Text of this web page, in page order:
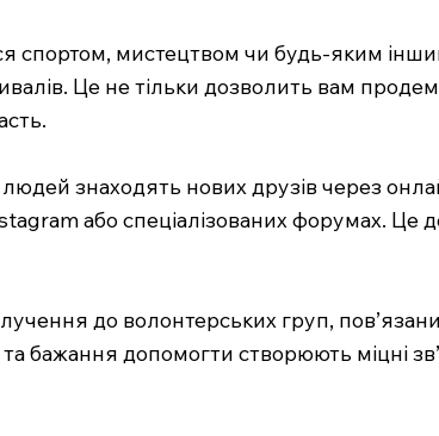
спортом, мистецтвом чи будь-яким
Це не тільки дозволить вам
знаходять нових друзів через
або спеціалізованих форумах.
до волонтерських груп,
бажання допомогти створюють міцні